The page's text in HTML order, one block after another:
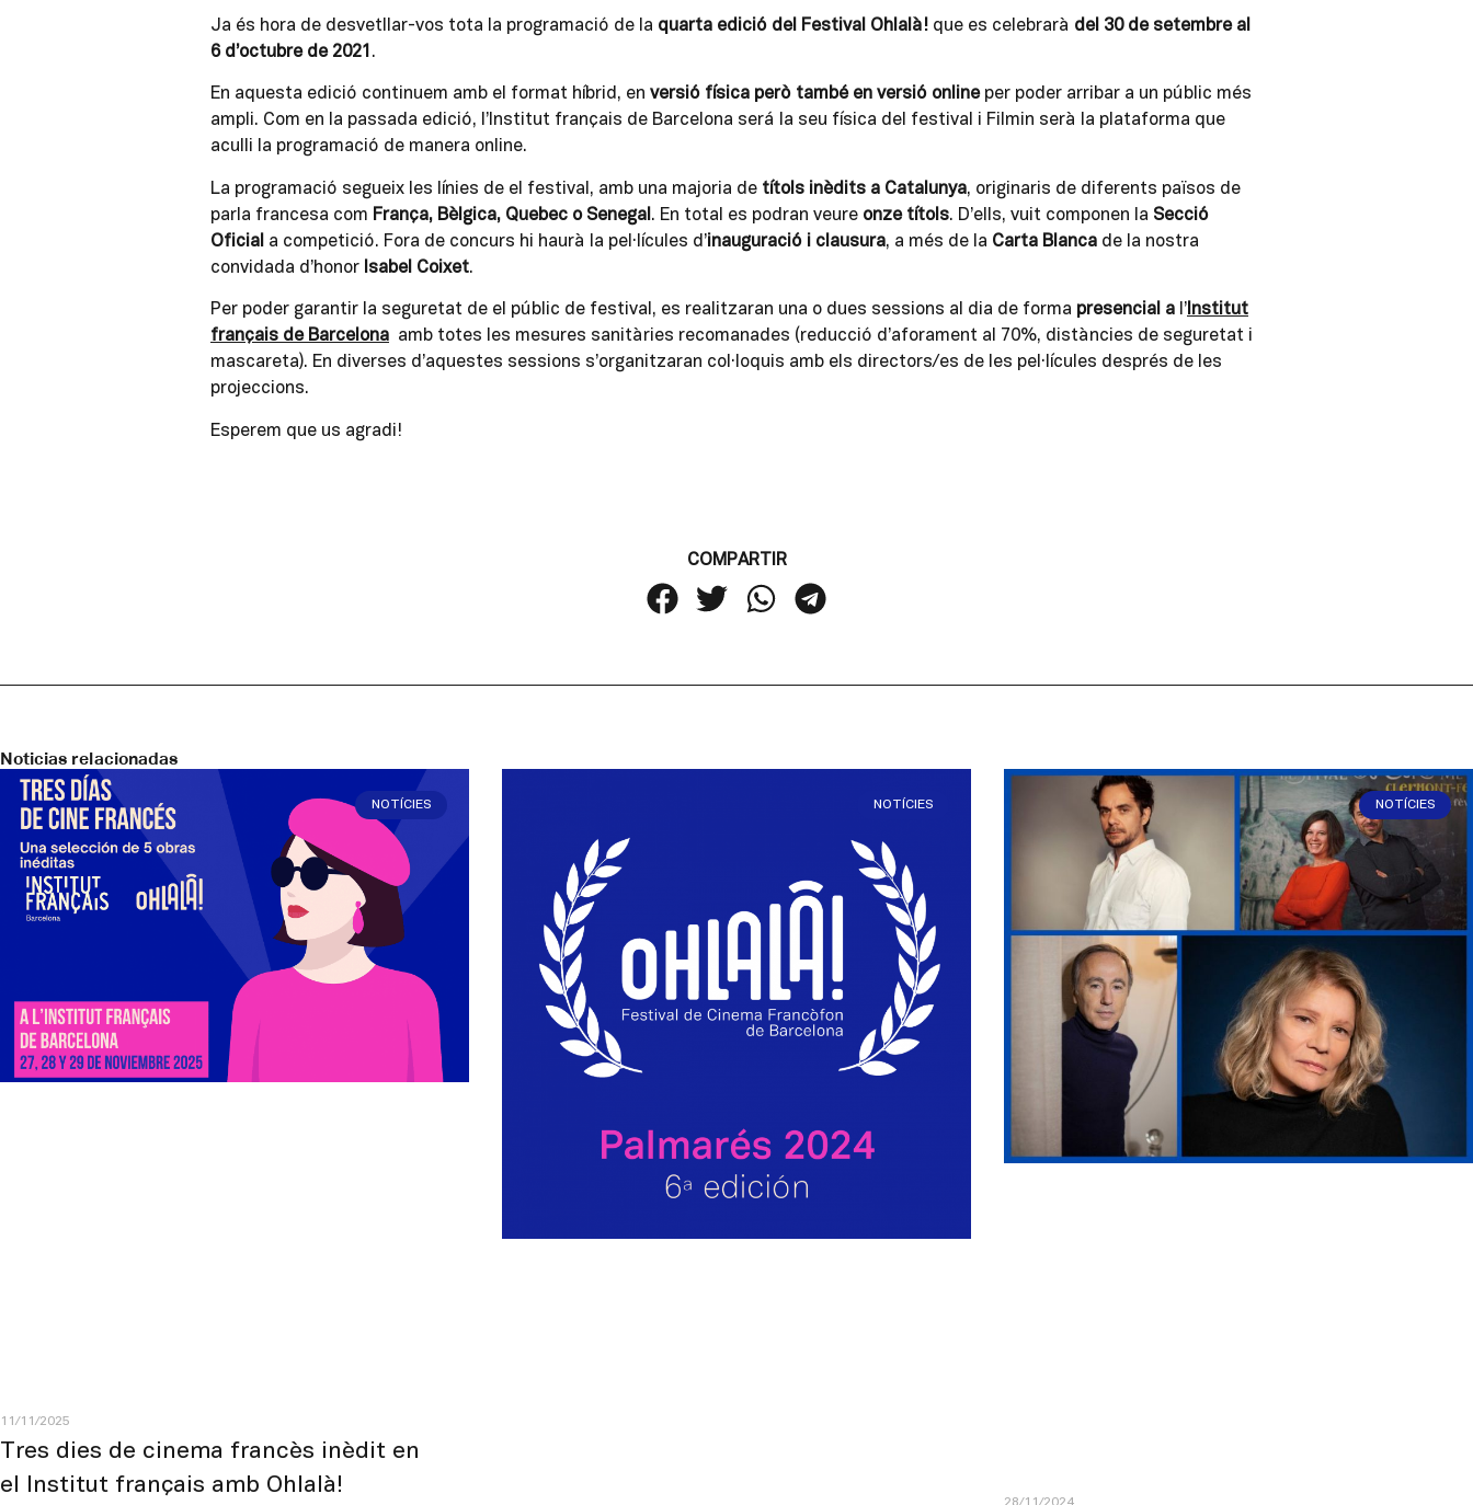
Ja és hora de desvetllar-vos tota la programació de la quarta edició del Festival Ohlalà! que es celebrarà del 30 de setembre al
6 d’octubre de 2021 .
En aquesta edició continuem amb el format híbrid, en versió física però també en versió onlineper poder arribar a un públic més
ampli. Com en la passada edició, l’Institut français de Barcelona será la seu física del festival i Filmin serà la plataforma que
aculli la programació de manera online.
La programació segueix les línies de el festival, amb una majoria de títols inèdits a Catalunya, originaris de diferents països de
parla francesa com França, Bèlgica, Quebec o Senegal . En total es podran veure onze títols. D’ells, vuit componen la Secció
Oficial
a competició. Fora de concurs hi haurà la pel·lícules d’inauguració i clausura, a més de la Carta Blanca de la nostra
convidada d’honor
Isabel Coixet.
Per poder garantir la seguretat de el públic de festival, es realitzaran una o dues sessions al dia de forma presencial a l’ Institut
français de Barcelona amb totes les mesures sanitàries recomanades (reducció d’aforament al 70%, distàncies de seguretat i
mascareta). En diverses d’aquestes sessions s’organitzaran col·loquis amb els directors/es de les pel·lícules després de les
projeccions.
Esperem que us agradi!
COMPARTIR
Noticias relacionadas
NOTÍCIES
Tres dies de cinema francès inèdit en
el Institut français amb Ohlalà!
11/11/2025
NOTÍCIES NOTÍCIES
28/11/2024